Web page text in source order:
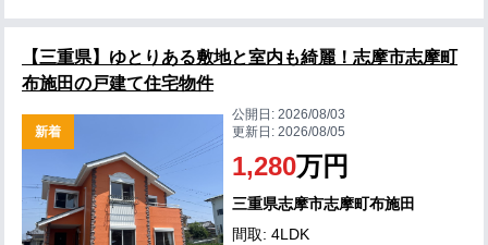
【三重県】ゆとりある敷地と室内も綺麗！志摩市志摩町
布施田の戸建て住宅物件
新着
公開日:2026/08/03
更新日:2026/08/05
1,280万円
三重県志摩市志摩町布施田
間取: 4LDK